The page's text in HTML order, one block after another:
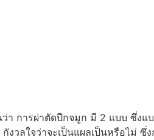
า การผ่าตัดปีกจมูก มี 2 แบบ ซึ่งแ
วลใจว่าจะเป็นแผลเป็นหรือไม่ ซึ่